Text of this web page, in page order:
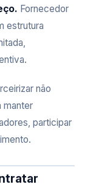
Fornecedor
estrutura
não
manter
participar